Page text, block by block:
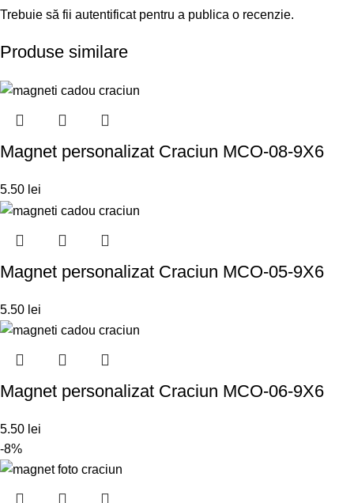
Trebuie să fii autentificatpentru a publica o recenzie.
Produse similare
Magnet personalizat Craciun MCO-08-9X6
5.50 lei
Magnet personalizat Craciun MCO-05-9X6
5.50 lei
Magnet personalizat Craciun MCO-06-9X6
5.50 lei
-8%